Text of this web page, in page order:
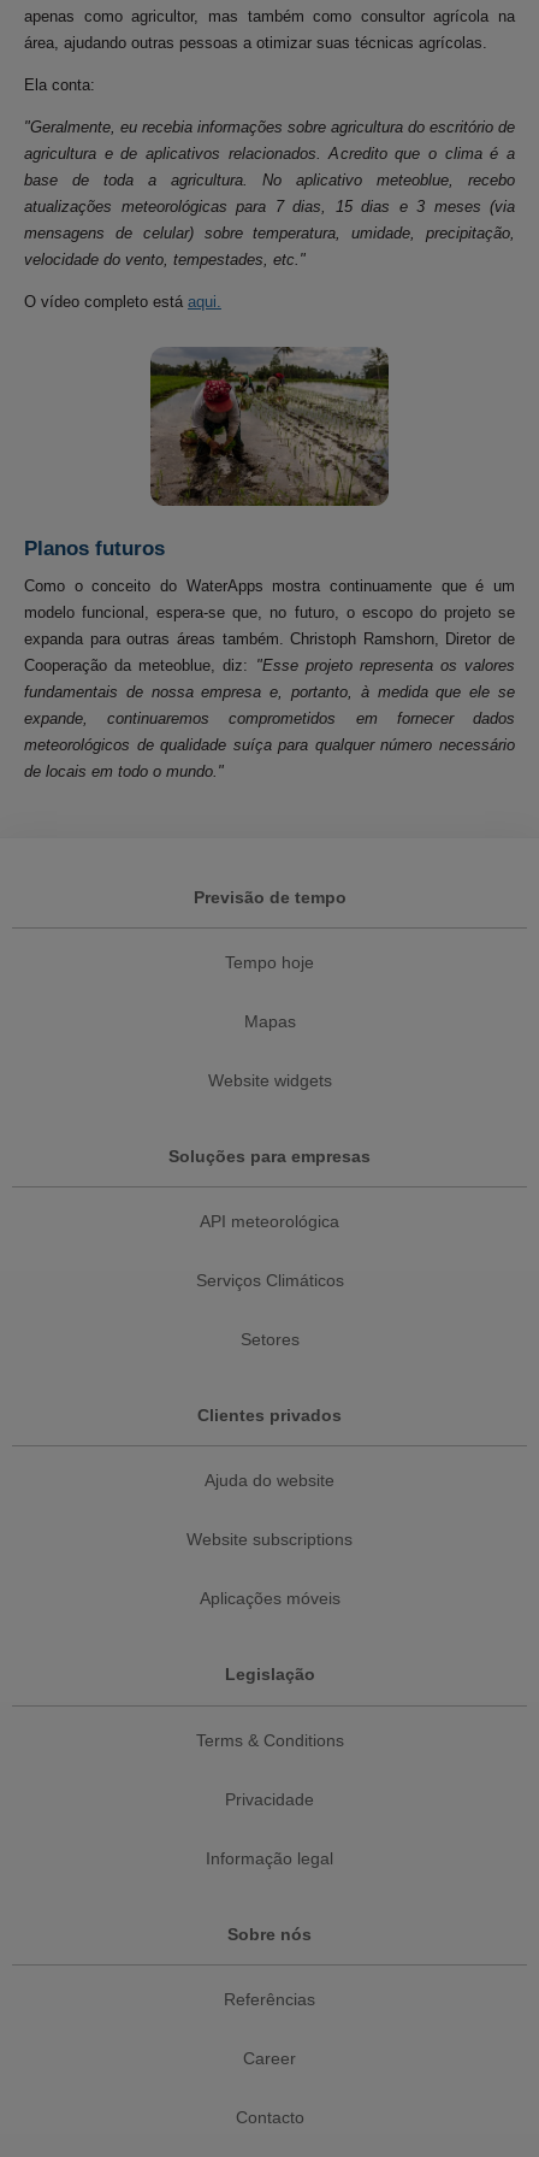
apenas como agricultor, mas também como consultor agrícola na
área, ajudando outras pessoas a otimizar suas técnicas agrícolas.
Ela conta:
"Geralmente, eu recebia informações sobre agricultura do escritório de
agricultura e de aplicativos relacionados. Acredito que o clima é a
base de toda a agricultura. No aplicativo meteoblue, recebo
atualizações meteorológicas para 7 dias, 15 dias e 3 meses (via
mensagens de celular) sobre temperatura, umidade, precipitação,
velocidade do vento, tempestades, etc."
O vídeo completo está aqui.
Planos futuros
Como o conceito do WaterApps mostra continuamente que é um
modelo funcional, espera-se que, no futuro, o escopo do projeto se
expanda para outras áreas também. Christoph Ramshorn, Diretor de
Cooperação da meteoblue, diz: "Esse projeto representa os valores
fundamentais de nossa empresa e, portanto, à medida que ele se
expande, continuaremos comprometidos em fornecer dados
meteorológicos de qualidade suíça para qualquer número necessário
de locais em todo o mundo."
Previsão de tempo
Tempo hoje
Mapas
Website widgets
Soluções para empresas
API meteorológica
Serviços Climáticos
Setores
Clientes privados
Ajuda do website
Website subscriptions
Aplicações móveis
Legislação
Terms & Conditions
Privacidade
Informação legal
Sobre nós
Referências
Career
Contacto